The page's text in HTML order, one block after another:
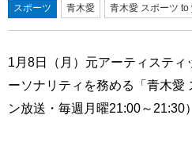
スポーツ 青木愛 青木愛 スポーツ to
1月8日（月）元アーティステ
ーソナリティを務める「青木愛
ン放送・毎週月曜21:00～21:30